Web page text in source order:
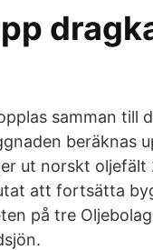
samman till
beräknas
ut norskt oljefält
att fortsätta
på tre